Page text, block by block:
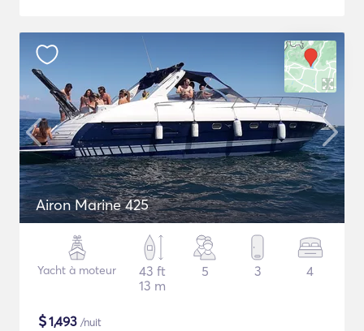
Airon Marine 425
Yacht à moteur
43 ft
13 m
5 3 4
$1,493 /nuit